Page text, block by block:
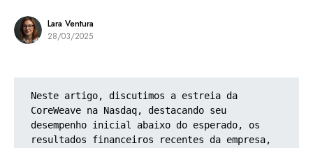
Lara Ventura
28/03/2025
Neste artigo, discutimos a estreia da
CoreWeave na Nasdaq, destacando seu
desempenho inicial abaixo do esperado, os
resultados financeiros recentes da empresa,